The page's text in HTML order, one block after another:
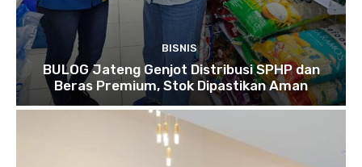
BISNIS
BULOG Jateng Genjot Distribusi SPHP dan
Beras Premium, Stok Dipastikan Aman